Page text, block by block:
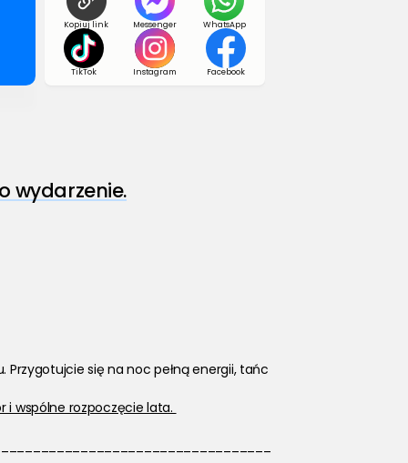
Kopiuj link Messenger WhatsApp
TikTok Instagram Facebook
wydarzenie.
się na noc pełną energii, tańc
i wspólne rozpoczęcie lata.